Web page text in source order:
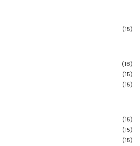
(15)
(18)
(15)
(15)
(15)
(15)
(15)